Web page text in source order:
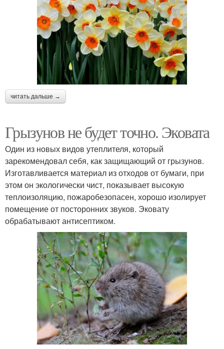
читать дальше →
Грызунов не будет точно. Эковата
Один из новых видов утеплителя, который
зарекомендовал себя, как защищающий от грызунов.
Изготавливается материал из отходов от бумаги, при
этом он экологически чист, показывает высокую
теплоизоляцию, пожаробезопасен, хорошо изолирует
помещение от посторонних звуков. Эковату
обрабатывают антисептиком.